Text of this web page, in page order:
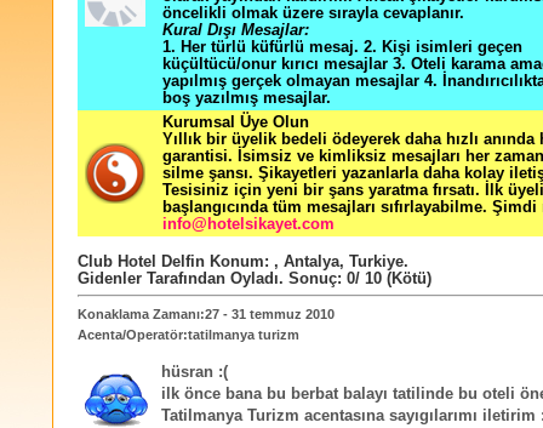
öncelikli olmak üzere sırayla cevaplanır.
Kural Dışı Mesajlar:
1. Her türlü küfürlü mesaj. 2. Kişi isimleri geçen
küçültücü/onur kırıcı mesajlar 3. Oteli karama
yapılmış gerçek olmayan mesajlar 4.
boş yazılmış mesajlar.
Kurumsal Üye Olun
Yıllık bir üyelik bedeli ödeyerek daha hızlı
garantisi. İsimsiz ve kimliksiz mesajları her zaman
silme şansı. Şikayetleri yazanlarla daha kolay
Tesisiniz için yeni bir şans yaratma fırsatı. İlk
başlangıcında tüm mesajları sıfırlayabilme. Şimdi
info@hotelsikayet.com
Club Hotel Delfin Konum: , Antalya, Turkiye.
Gidenler Tarafından Oyladı. Sonuç: 0/ 10 (Kötü)
Konaklama Zamanı:27 - 31 temmuz 2010
Acenta/Operatör:tatilmanya turizm
hüsran :(
ilk önce bana bu berbat balayı tatilinde bu oteli
Tatilmanya Turizm acentasına sayıgılarımı iletirim